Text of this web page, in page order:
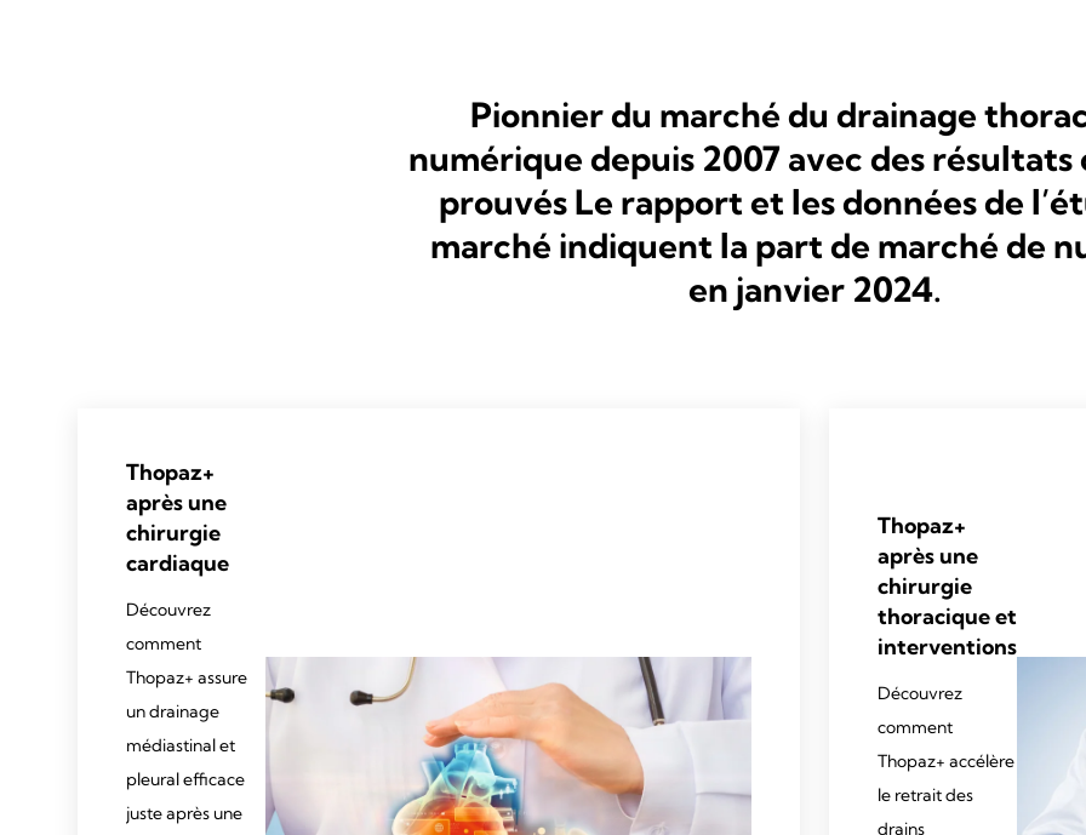
Pionnier du marché du drainage
numérique depuis 2007 avec des résultats
prouvés Le rapport et les données de
marché indiquent la part de marché de
en janvier 2024.
Thopaz+
après une
chirurgie
cardiaque
Découvrez
comment
Thopaz+ assure
un drainage
médiastinal et
pleural efficace
juste après une
Thopaz+
après une
chirurgie
thoracique et
interventions
Découvrez
comment
Thopaz+ accélère
le retrait des
drains